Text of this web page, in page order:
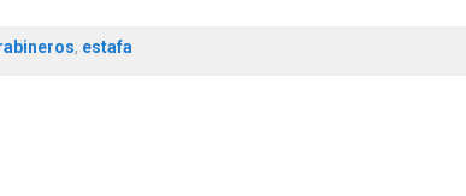
, estafa